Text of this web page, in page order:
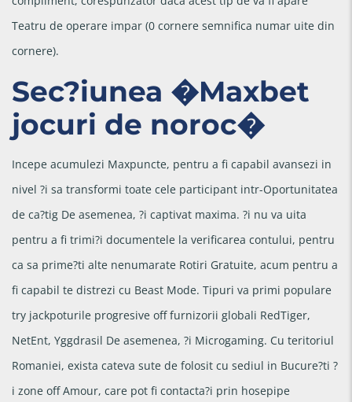
Teatru de operare impar (0 cornere semnifica numar uite din
cornere).
Sec?iunea �Maxbet
jocuri de noroc�
Incepe acumulezi Maxpuncte, pentru a fi capabil avansezi in
nivel ?i sa transformi toate cele participant intr-Oportunitatea
de ca?tig De asemenea, ?i captivat maxima. ?i nu va uita
pentru a fi trimi?i documentele la verificarea contului, pentru
ca sa prime?ti alte nenumarate Rotiri Gratuite, acum pentru a
fi capabil te distrezi cu Beast Mode. Tipuri va primi populare
try jackpoturile progresive off furnizorii globali RedTiger,
NetEnt, Yggdrasil De asemenea, ?i Microgaming. Cu teritoriul
Romaniei, exista cateva sute de folosit cu sediul in Bucure?ti ?
i zone off Amour, care pot fi contacta?i prin hosepipe